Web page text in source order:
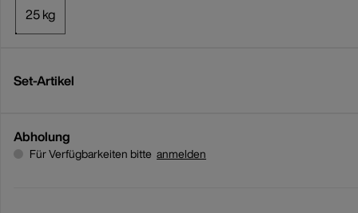
25 kg
Set-Artikel
Abholung
Für Verfügbarkeiten bitte anmelden